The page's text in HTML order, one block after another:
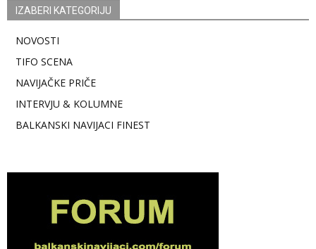
IZABERI KATEGORIJU
NOVOSTI
TIFO SCENA
NAVIJAČKE PRIČE
INTERVJU & KOLUMNE
BALKANSKI NAVIJACI FINEST